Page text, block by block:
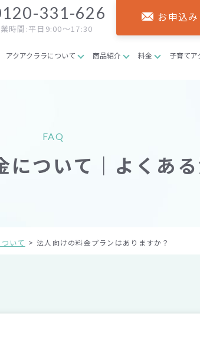
331-626
時間:平日9:00～17:30
お申込み
アクアクララについて 商品紹介 料金 子育てア
FAQ
について｜よくあ
いて 法人向けの料金プランはありますか？